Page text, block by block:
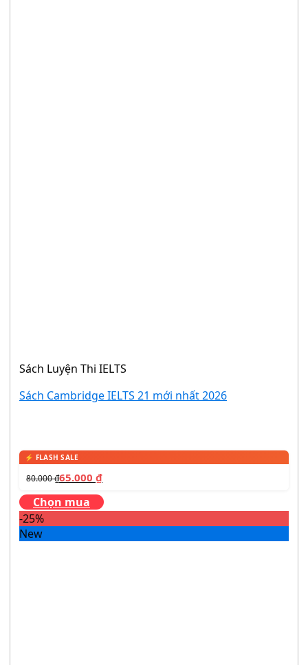
Sách Luyện Thi IELTS
Sách Cambridge IELTS 21 mới nhất 2026
80.000₫65.000 ₫
Chọn mua
-25%
New